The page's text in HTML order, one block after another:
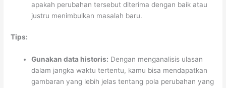
apakah perubahan tersebut diterima dengan baik atau
justru menimbulkan masalah baru.
Tips:
Gunakan data historis: Dengan menganalisis ulasan
dalam jangka waktu tertentu, kamu bisa mendapatkan
gambaran yang lebih jelas tentang pola perubahan yang